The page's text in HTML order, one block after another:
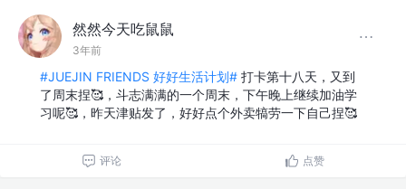
然然今天吃鼠鼠
3年前
#JUEJIN FRIENDS 好好生活计划# 打卡第十八天，又到
了周末捏🥰，斗志满满的一个周末，下午晚上继续加油学
习呢🥰，昨天津贴发了，好好点个外卖犒劳一下自己捏🥰
评论 点赞